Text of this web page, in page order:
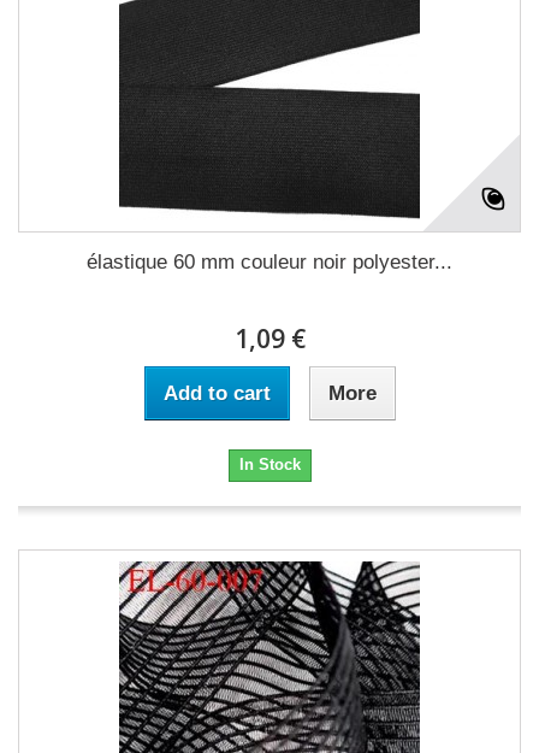
élastique 60 mm couleur noir polyester...
1,09 €
Add to cart More
In Stock